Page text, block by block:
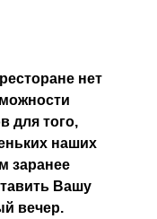
нет
для того,
наших
заранее
Вашу
вечер.